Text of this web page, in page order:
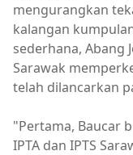
mengurangkan
kalangan
sederhana, Abang
Sarawak
telah dilancarkan
"Pertama, Baucar
IPTA dan IPTS